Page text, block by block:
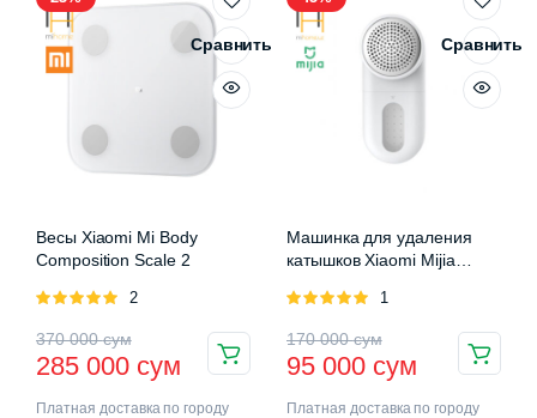
Сравнить
Весы Xiaomi Mi Body
Composition Scale 2
Оценка
2
370 000сум
285 000 сум
Платная доставка по городу
Сравнить
Машинка для удаления
катышков Xiaomi Mijia
Оценка
1
170 000сум
95 000 сум
Платная доставка по городу